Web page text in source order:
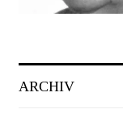
ARCHIV